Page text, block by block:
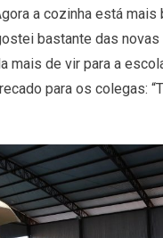
a cozinha está mais
bastante das novas
mais de vir para a
para os colegas: